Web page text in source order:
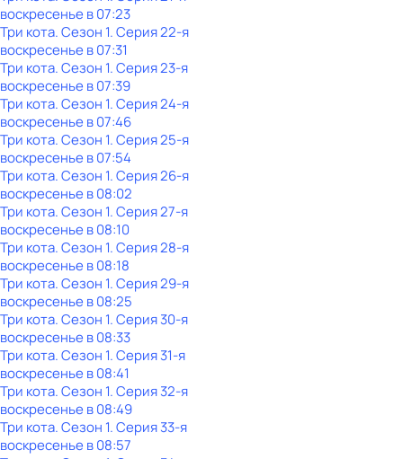
воскресенье в07:23
Три кота. Сезон 1. Серия 22-я
воскресенье в07:31
Три кота. Сезон 1. Серия 23-я
воскресенье в07:39
Три кота. Сезон 1. Серия 24-я
воскресенье в07:46
Три кота. Сезон 1. Серия 25-я
воскресенье в07:54
Три кота. Сезон 1. Серия 26-я
воскресенье в08:02
Три кота. Сезон 1. Серия 27-я
воскресенье в08:10
Три кота. Сезон 1. Серия 28-я
воскресенье в08:18
Три кота. Сезон 1. Серия 29-я
воскресенье в08:25
Три кота. Сезон 1. Серия 30-я
воскресенье в08:33
Три кота. Сезон 1. Серия 31-я
воскресенье в08:41
Три кота. Сезон 1. Серия 32-я
воскресенье в08:49
Три кота. Сезон 1. Серия 33-я
воскресенье в08:57